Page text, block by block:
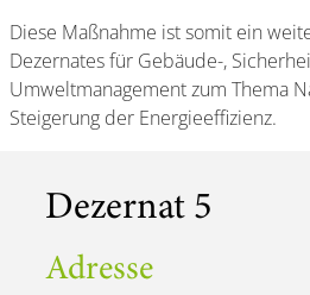
Diese Maßnahme ist somit ein
Dezernates für Gebäude-,
Umweltmanagement zum Thema
Steigerung der Energieeffizienz.
Dezernat 5
Adresse